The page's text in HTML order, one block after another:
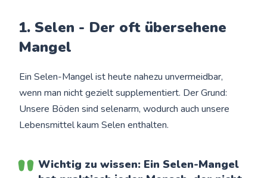
1. Selen - Der oft übersehene
Mangel
Ein Selen-Mangel ist heute nahezu unvermeidbar,
wenn man nicht gezielt supplementiert. Der Grund:
Unsere Böden sind selenarm, wodurch auch unsere
Lebensmittel kaum Selen enthalten.
Wichtig zu wissen: Ein Selen-Mangel